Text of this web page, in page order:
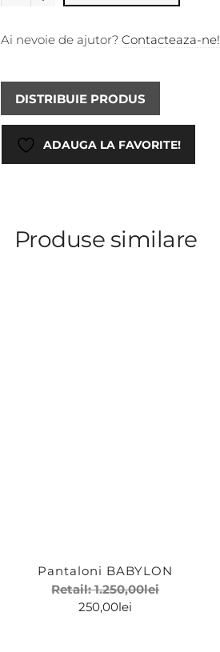
Ai nevoie de ajutor? Contacteaza-ne!
DISTRIBUIE PRODUS
ADAUGA LA FAVORITE!
Produse similare
Pantaloni BABYLON
Retail:1.250,00lei
250,00lei